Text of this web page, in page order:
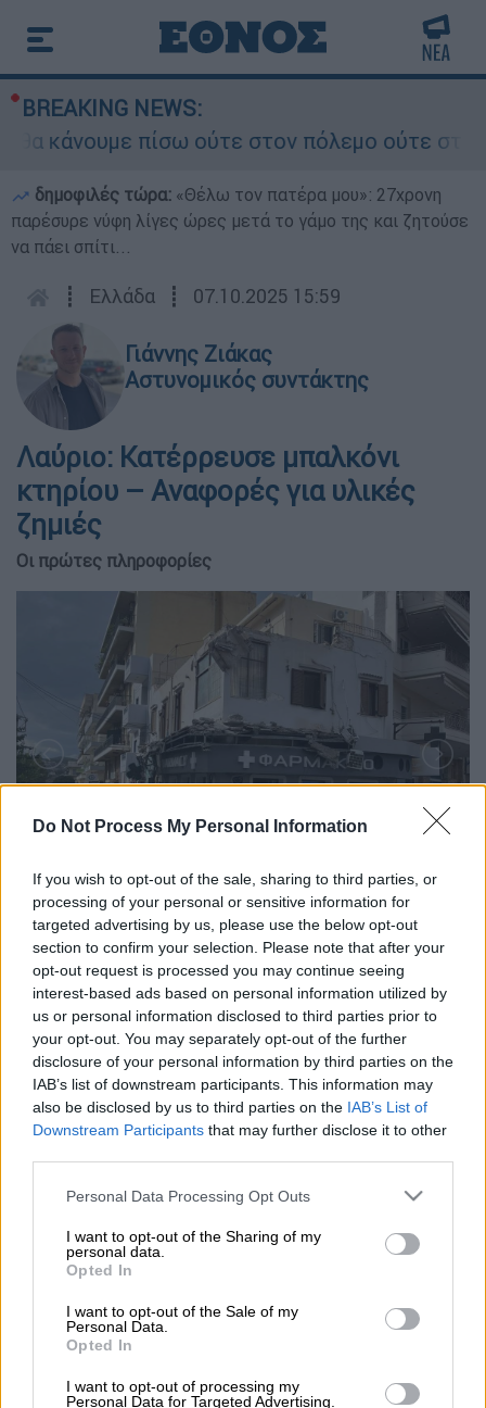
Do Not Process My Personal Information
If you wish to opt-out of the sale, sharing to third parties, or
processing of your personal or sensitive information for
targeted advertising by us, please use the below opt-out
section to confirm your selection. Please note that after your
opt-out request is processed you may continue seeing
interest-based ads based on personal information utilized by
us or personal information disclosed to third parties prior to
your opt-out. You may separately opt-out of the further
disclosure of your personal information by third parties on the
IAB’s list of downstream participants. This information may
also be disclosed by us to third parties on the IAB’s List of
Downstream Participants that may further disclose it to other
Please note that this website/app uses one or more Google
not limited to your visit or usage behaviour. You may click to
grant or deny consent to Google and its third-party tags to
use your data for below specified purposes in below Google
consent section.
Personal Data Processing Opt Outs
I want to opt-out of the Sharing of my
personal data.
Opted In
I want to opt-out of the Sale of my
Personal Data.
Opted In
I want to opt-out of processing my
Personal Data for Targeted Advertising.
BREAKING NEWS:
κάνουμε πίσω ούτε στον πόλεμο ούτε στις
δημοφιλές τώρα: «Θέλω τον πατέρα μου»: 27χρονη
παρέσυρε νύφη λίγες ώρες μετά το γάμο της και ζητούσε
να πάει σπίτι...
┋ Ελλάδα ┋ 07.10.2025 15:59
Γιάννης Ζιάκας
Αστυνομικός συντάκτης
Λαύριο: Κατέρρευσε μπαλκόνι
κτηρίου – Αναφορές για υλικές
ζημιές
Οι πρώτες πληροφορίες
Προσθέστε το ΕΘΝΟΣ στη Google
Συναγερμός σήμανε το μεσημέρι της Τρίτης
(7/10) στοΛαύριο, στη συμβολή των οδών
Φωκίωνος Νέγρη και Αγίας Παρασκευής,
μετά απόκατάρρευσημπαλκονιού.
Ελλάδα|07.10.2025 15:47
Ιερά Οδός: Προφυλακιστέος ο
25χρονος διανομέας που επιτέθηκε
με κατσαβίδι στον 40χρονο